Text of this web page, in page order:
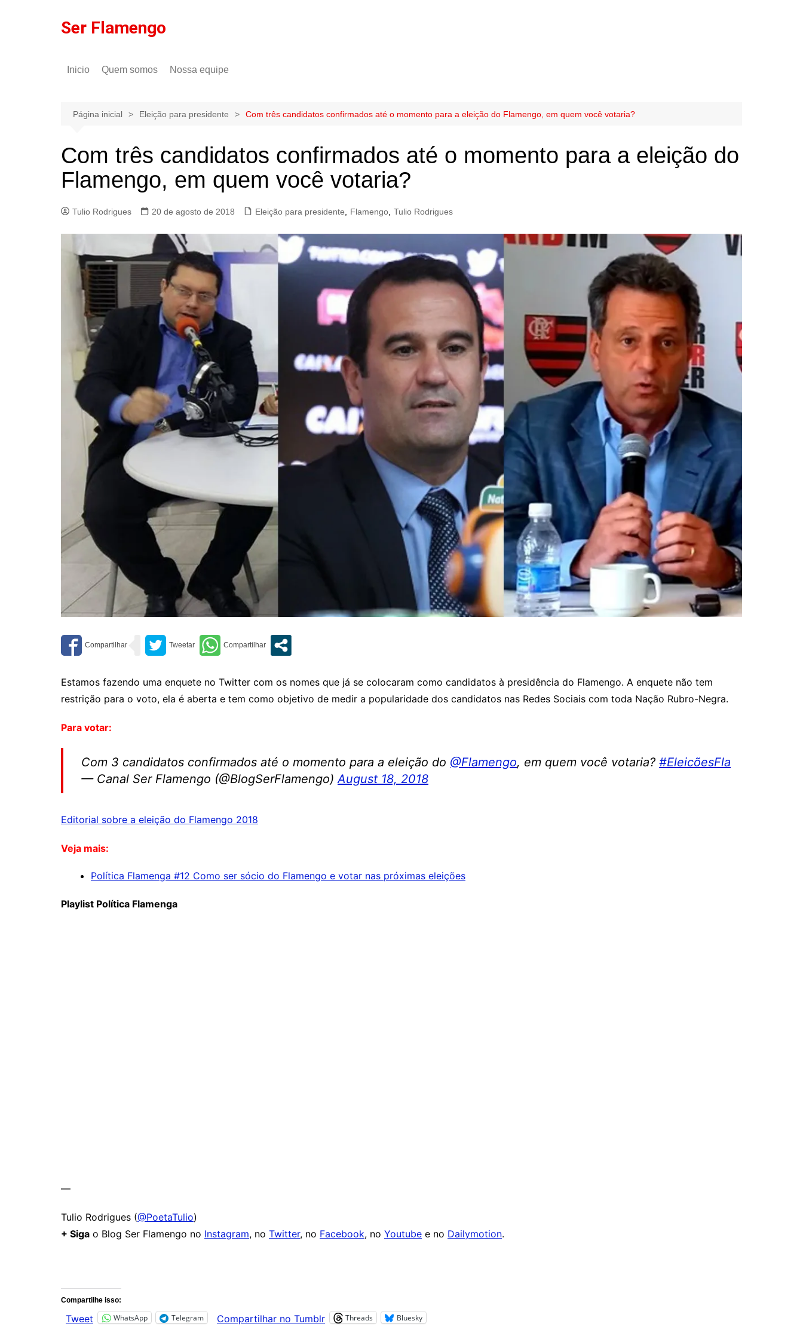
Ser Flamengo
Inicio Quem somos
Política de privacidade
Nossa equipe
Gilson Lima
Página inicial Eleição para presidente Com três candidatos confirmados até o momento para a eleição do Flamengo, em quem você votaria?
Com três candidatos confirmados até o momento para a eleição do
Flamengo, em quem você votaria?
Tulio Rodrigues 20 de agosto de 2018 Eleição para presidente Flamengo Tulio Rodrigues
Estamos fazendo uma enquete no Twitter com os nomes que já se colocaram como candidatos à presidência do Flamengo. A enquete não tem
restrição para o voto, ela é aberta e tem como objetivo de medir a popularidade dos candidatos nas Redes Sociais com toda Nação Rubro-Negra.
Para votar:
Com 3 candidatos confirmados até o momento para a eleição do @Flamengo, em quem você votaria? #EleicõesFla
— Canal Ser Flamengo (@BlogSerFlamengo)August 18, 2018
Editorial sobre a eleição do Flamengo 2018
Veja mais:
Política Flamenga #12 Como ser sócio do Flamengo e votar nas próximas eleições
Playlist Política Flamenga
—
Tulio Rodrigues (@PoetaTulio)
+ Siga o Blog Ser Flamengo no Instagram, no Twitter, no Facebook, no Youtube e no Dailymotion.
Compartilhe isso:
Tweet WhatsApp Telegram Compartilhar no Tumblr Threads Bluesky